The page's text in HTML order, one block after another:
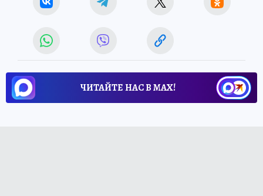
ЧИТАЙТЕ НАС В МАХ!